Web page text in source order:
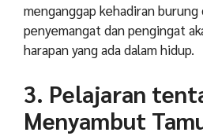
menganggap kehadiran burung
penyemangat dan pengingat
harapan yang ada dalam hidup.
3. Pelajaran
Menyambut